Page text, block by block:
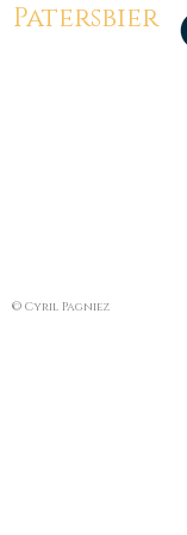
Patersbier
© Cyril Pagniez